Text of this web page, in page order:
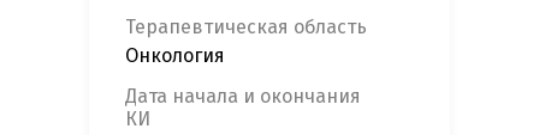
Терапевтическая область
Онкология
Дата начала и окончания
КИ